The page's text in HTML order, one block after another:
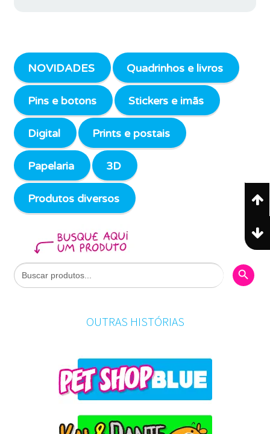
NOVIDADES Quadrinhos e livros
Pins e botons Stickers e imãs
Digital Prints e postais
Papelaria 3D
Produtos diversos
Search
for:
Search
OUTRAS HISTÓRIAS